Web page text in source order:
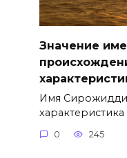
Значение
Имя
0 245